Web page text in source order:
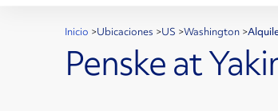
Inicio >Ubicaciones >US >Washington >
Penske at